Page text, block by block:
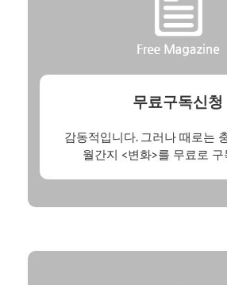
무료구독신청
감동적입니다. 그러나 때로는
월간지 <변화>를 무료로 구